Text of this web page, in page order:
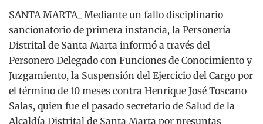
SANTA MARTA_ Mediante un fallo disciplinario
sancionatorio de primera instancia, la Personería
Distrital de Santa Marta informó a través del
Personero Delegado con Funciones de Conocimiento y
Juzgamiento, la Suspensión del Ejercicio del Cargo por
el término de 10 meses contra Henrique José Toscano
Salas, quien fue el pasado secretario de Salud de la
Alcaldía Distrital de Santa Marta por presuntas